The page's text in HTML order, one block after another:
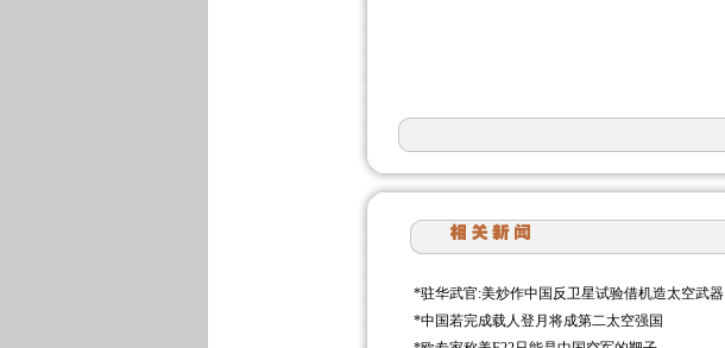
*驻华武官:美炒作中国反卫星试验借机造太空武器
*中国若完成载人登月将成第二太空强国